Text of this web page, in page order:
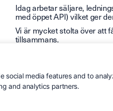
Idag arbetar säljare,
med öppet API) vilket ger
Vi är mycket stolta över att
tillsammans.
media features and to
and analytics partners.